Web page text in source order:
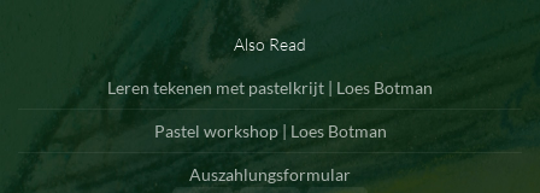
Also Read
Leren tekenen met pastelkrijt | Loes Botman
Pastel workshop | Loes Botman
Auszahlungsformular